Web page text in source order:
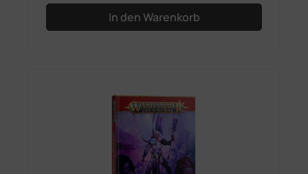
In den Warenkorb